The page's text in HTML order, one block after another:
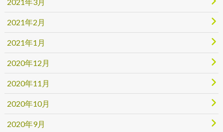
2021年2月
2021年1月
2020年12月
2020年11月
2020年10月
2020年9月